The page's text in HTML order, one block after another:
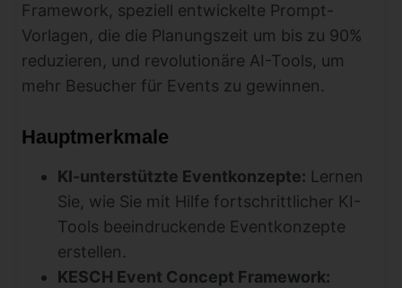
Framework, speziell entwickelte Prompt-
Vorlagen, die die Planungszeit um bis zu 90%
reduzieren, und revolutionäre AI-Tools, um
mehr Besucher für Events zu gewinnen.
Hauptmerkmale
KI-unterstützte Eventkonzepte: Lernen
Sie, wie Sie mit Hilfe fortschrittlicher KI-
Tools beeindruckende Eventkonzepte
erstellen.
KESCH Event Concept Framework: